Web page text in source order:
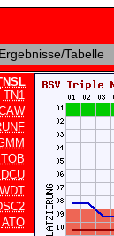
Ergebnisse/Tabelle
TN1
TOB
DCU
WDT
ATO